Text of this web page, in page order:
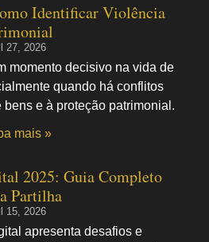
Identificar Violência
27, 2026
momento decisivo na vida de
quando há conflitos
e à proteção patrimonial.
mais »
2025: Guia Completo
Partilha
15, 2026
apresenta desafios e